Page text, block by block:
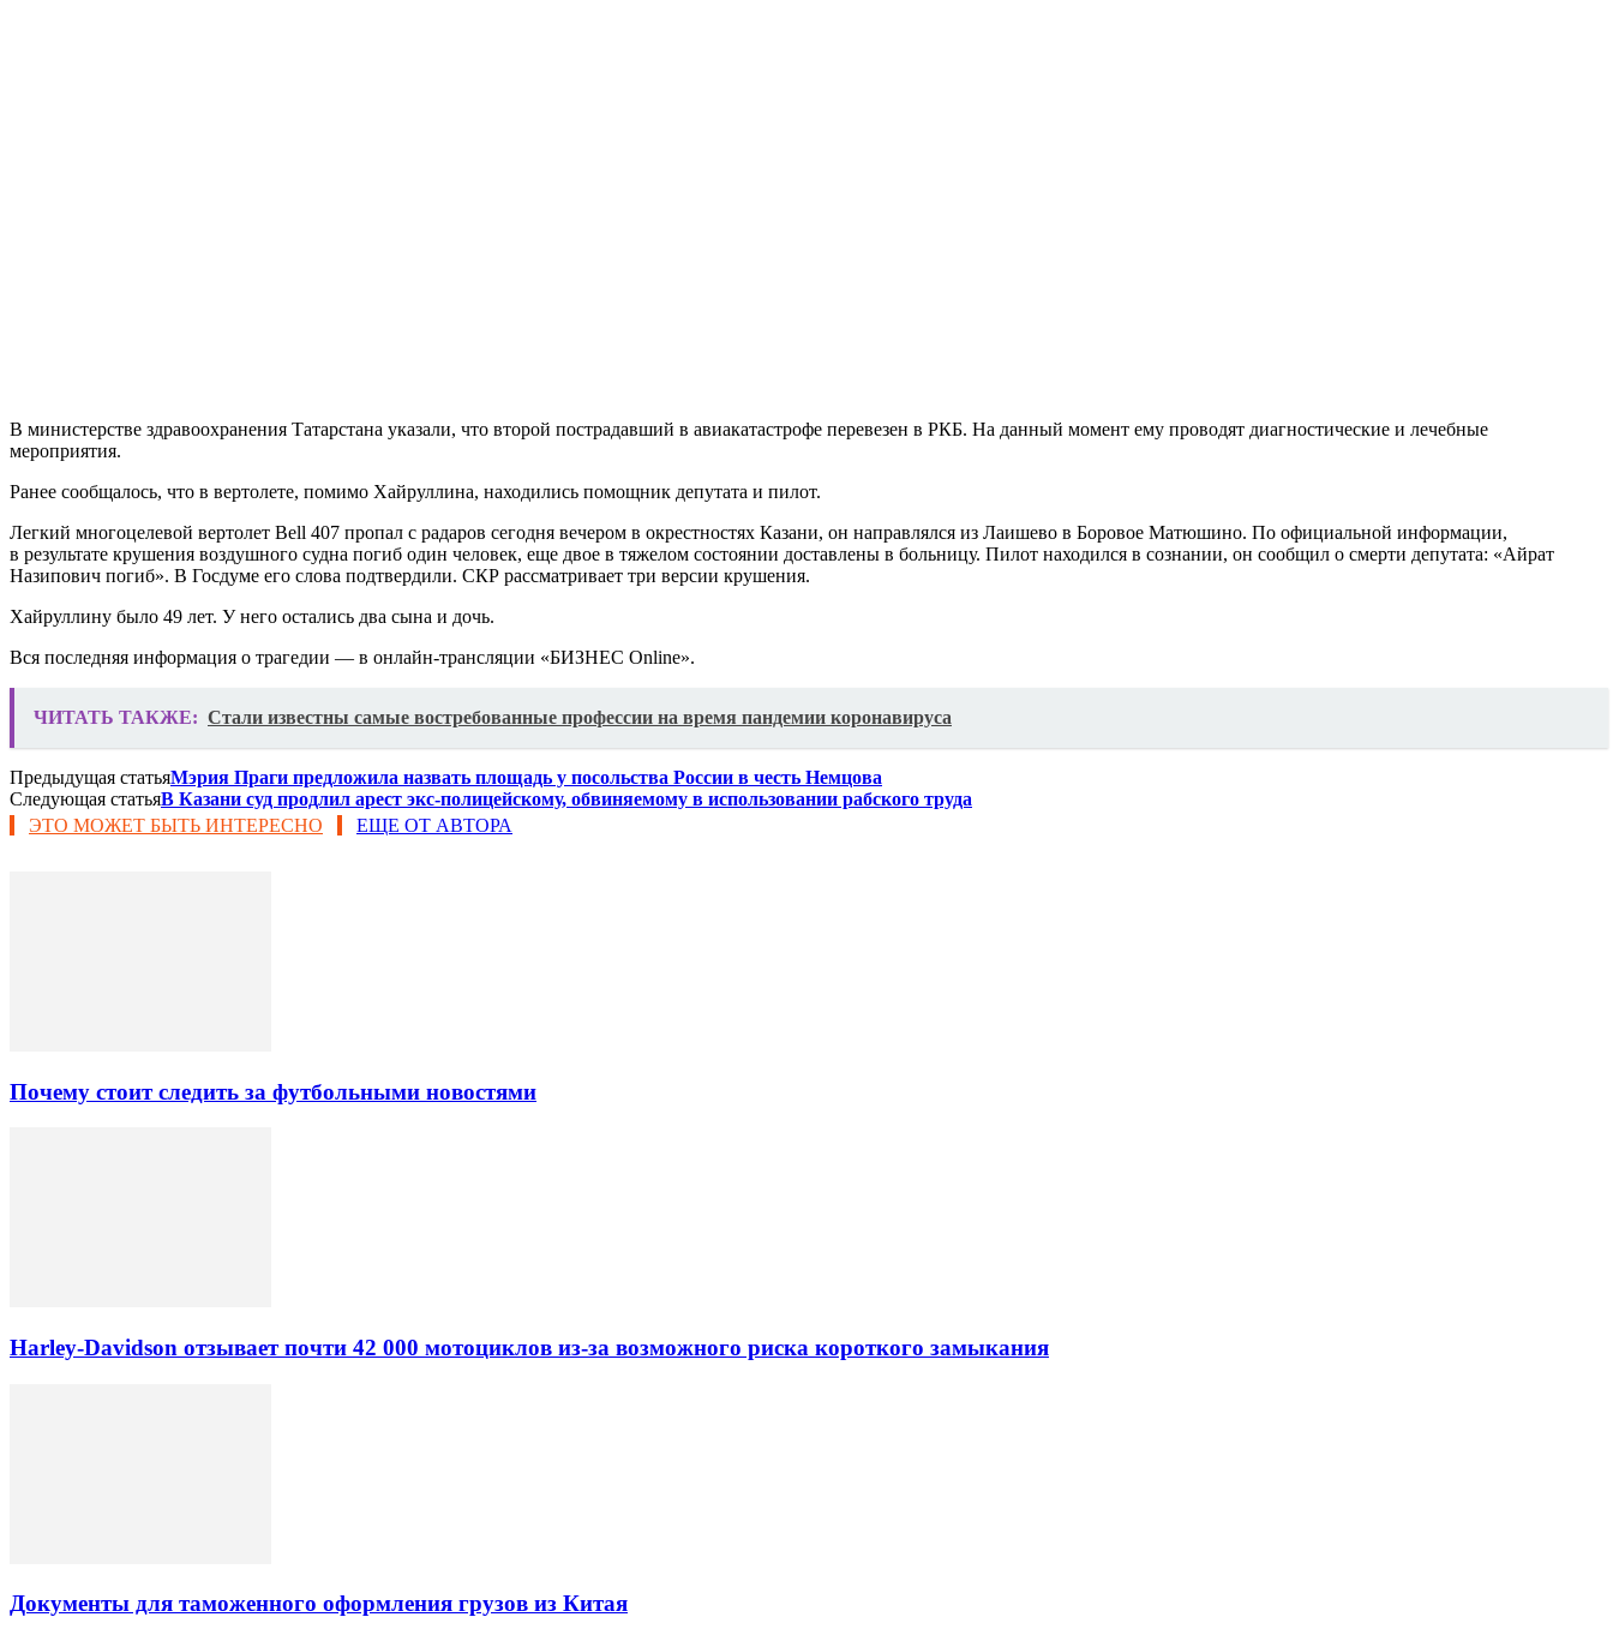
В министерстве здравоохранения Татарстана указали, что второй пострадавший в авиакатастрофе перевезен в РКБ. На данный момент ему проводят диагностические и лечебные
мероприятия.
Ранее сообщалось, что в вертолете, помимо Хайруллина, находились помощник депутата и пилот.
Легкий многоцелевой вертолет Bell 407 пропал с радаров сегодня вечером в окрестностях Казани, он направлялся из Лаишево в Боровое Матюшино. По официальной информации,
в результате крушения воздушного судна погиб один человек, еще двое в тяжелом состоянии доставлены в больницу. Пилот находился в сознании, он сообщил о смерти депутата: «Айрат
Назипович погиб». В Госдуме его слова подтвердили. СКР рассматривает три версии крушения.
Хайруллину было 49 лет. У него остались два сына и дочь.
Вся последняя информация о трагедии — в онлайн-трансляции «БИЗНЕС Online».
ЧИТАТЬ ТАКЖЕ: Стали известны самые востребованные профессии на время пандемии коронавируса
Предыдущая статьяМэрия Праги предложила назвать площадь у посольства России в честь Немцова
Следующая статьяВ Казани суд продлил арест экс-полицейскому, обвиняемому в использовании рабского труда
ЭТО МОЖЕТ БЫТЬ ИНТЕРЕСНО
ЕЩЕ ОТ АВТОРА
Почему стоит следить за футбольными новостями
Harley-Davidson отзывает почти 42 000 мотоциклов из-за возможного риска короткого замыкания
Документы для таможенного оформления грузов из Китая